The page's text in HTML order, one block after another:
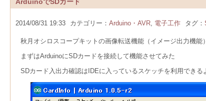
2014/08/31 19:33 カテゴリー： Arduino・AVR, 電子工作 タグ：
秋月オシロスコープキットの画像転送機能（イメージ出力機
まずはArduinoにSDカードを接続して機能させてみた
SDカード入出力確認はIDEに入っているスケッチを利用でき